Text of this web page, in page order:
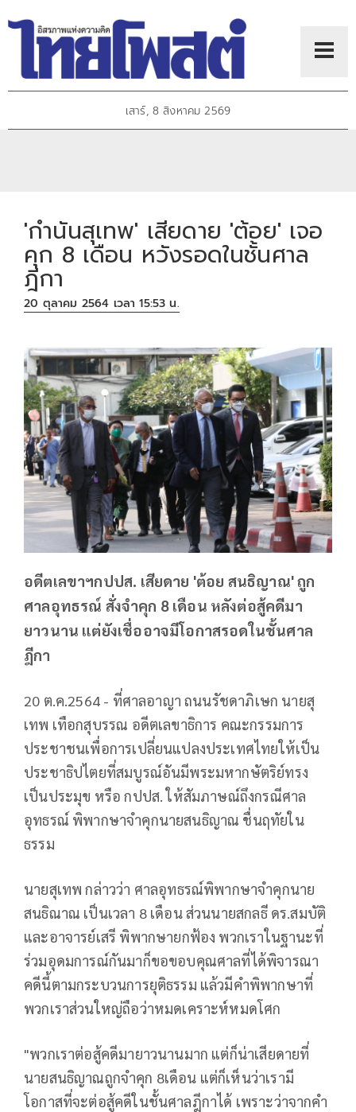
เสาร์, 8 สิงหาคม 2569
'กำนันสุเทพ' เสียดาย 'ต้อย' เจอ
คุก 8 เดือน หวังรอดในชั้นศาล
ฎีกา
20 ตุลาคม 2564 เวลา 15:53 น.
อดีตเลขาฯกปปส. เสียดาย 'ต้อย สนธิญาณ' ถูก
ศาลอุทธรณ์ สั่งจำคุก 8 เดือน หลังต่อสู้คดีมา
ยาวนาน แต่ยังเชื่ออาจมีโอกาสรอดในชั้นศาล
ฎีกา
20 ต.ค.2564 - ที่ศาลอาญา ถนนรัชดาภิเษก นายสุ
เทพ เทือกสุบรรณ อดีตเลขาธิการ คณะกรรมการ
ประชาชนเพื่อการเปลี่ยนแปลงประเทศไทยให้เป็น
ประชาธิปไตยที่สมบูรณ์อันมีพระมหากษัตริย์ทรง
เป็นประมุข หรือ กปปส. ให้สัมภาษณ์ถึงกรณีศาล
อุทธรณ์ พิพากษาจำคุกนายสนธิญาณ ชื่นฤทัยใน
ธรรม
นายสุเทพ กล่าวว่า ศาลอุทธรณ์พิพากษาจำคุกนาย
สนธิณาณ เป็นเวลา 8 เดือน ส่วนนายสกลธี ดร.สมบัติ
และอาจารย์เสรี พิพากษายกฟ้อง พวกเราในฐานะที่
ร่วมอุดมการณ์กันมาก็ขอขอบคุณศาลที่ได้พิจารณา
คดีนี้ตามกระบวนการยุติธรรม แล้วมีคำพิพากษาที่
พวกเราส่วนใหญ่ถือว่าหมดเคราะห์หมดโศก
"พวกเราต่อสู้คดีมายาวนานมาก แต่ก็น่าเสียดายที่
นายสนธิญาณถูกจำคุก 8เดือน แต่ก็เห็นว่าเรามี
โอกาสที่จะต่อสู้คดีในชั้นศาลฎีกาได้ เพราะว่าจากคำ